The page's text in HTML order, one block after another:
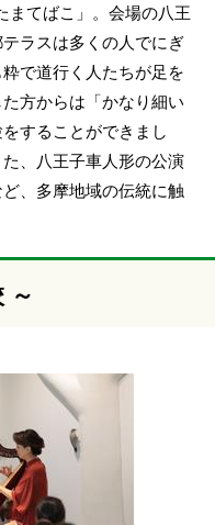
まてばこ」。会場の八王
ラスは多くの人でにぎ
で道行く人たちが足を
方からは「かなり細い
することができまし
、八王子車人形の公演
、多摩地域の伝統に触
～